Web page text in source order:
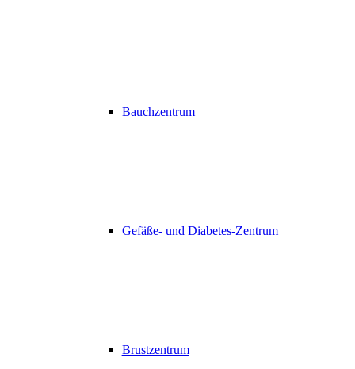
Bauchzentrum
Gefäße- und Diabetes-Zentrum
Brustzentrum